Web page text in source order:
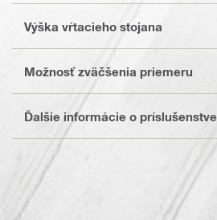
Výška vŕtacieho stojana
Možnosť zväčšenia priemeru
Ďalšie informácie o príslušenstve